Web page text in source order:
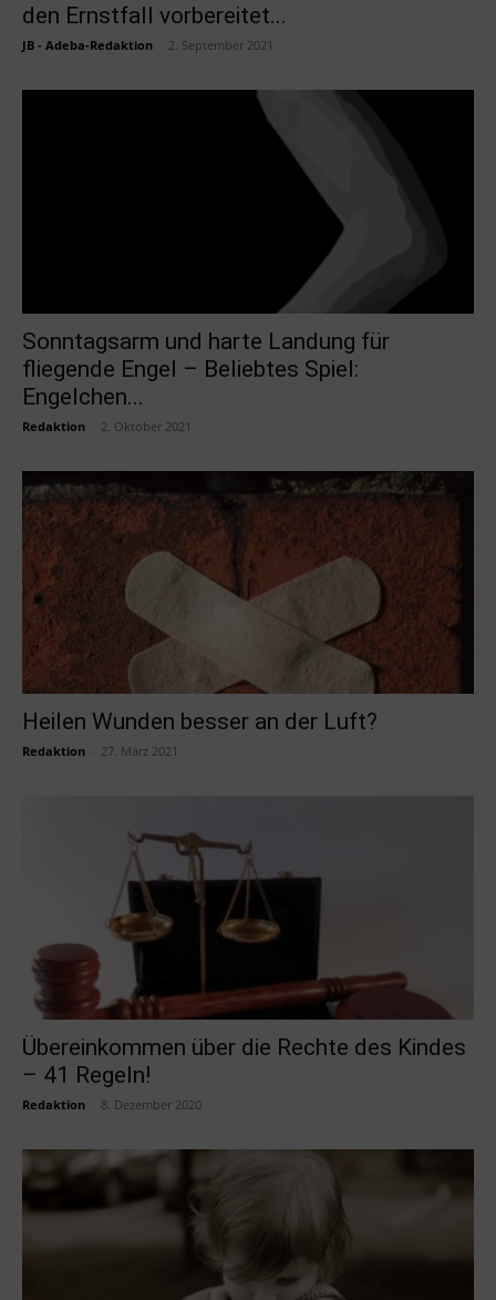
den Ernstfall vorbereitet...
JB - Adeba-Redaktion 2. September 2021
Sonntagsarm und harte Landung für
fliegende Engel – Beliebtes Spiel:
Engelchen...
Redaktion 2. Oktober 2021
Heilen Wunden besser an der Luft?
Redaktion 27. März 2021
Übereinkommen über die Rechte des Kindes
– 41 Regeln!
Redaktion 8. Dezember 2020